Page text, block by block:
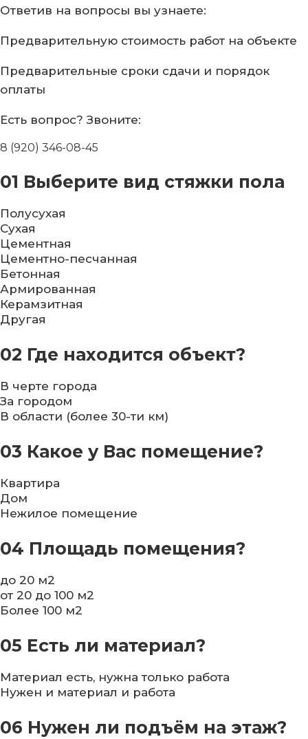
Ответив на вопросы вы узнаете:
Предварительную стоимость работ на объекте
Предварительные сроки сдачи и порядок
оплаты
Есть вопрос? Звоните:
8 (920) 346-08-45
01 Выберите вид стяжки пола
Полусухая
Сухая
Цементная
Цементно-песчанная
Бетонная
Армированная
Керамзитная
Другая
02 Где находится объект?
В черте города
За городом
В области (более 30-ти км)
03 Какое у Вас помещение?
Квартира
Дом
Нежилое помещение
04 Площадь помещения?
до 20 м2
от 20 до 100 м2
Более 100 м2
05 Есть ли материал?
Материал есть, нужна только работа
Нужен и материал и работа
06 Нужен ли подъём на этаж?